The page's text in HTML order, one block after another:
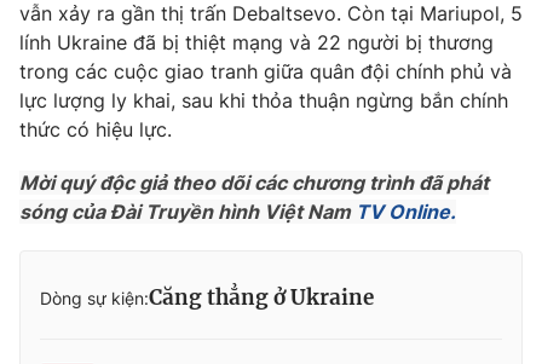
VTV Sức khoẻ Bất động sản
Thị trường 24h
VTV4 Vươn mình bằng AI
vẫn xảy ra gần thị trấn Debaltsevo. Còn tại Mariupol, 5
lính Ukraine đã bị thiệt mạng và 22 người bị thương
trong các cuộc giao tranh giữa quân đội chính phủ và
lực lượng ly khai, sau khi thỏa thuận ngừng bắn chính
thức có hiệu lực.
Mời quý độc giả theo dõi các chương trình đã phát
sóng của Đài Truyền hình Việt NamTV Online.
Dòng sự kiện:Căng thẳng ở Ukraine